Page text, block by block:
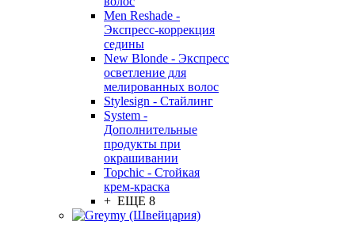
Men Reshade -
Экспресс-коррекция
седины
New Blonde - Экспресс
осветление для
мелированных волос
Stylesign - Стайлинг
System -
Дополнительные
продукты при
окрашивании
Topchic - Стойкая
крем-краска
+ ЕЩЕ 8